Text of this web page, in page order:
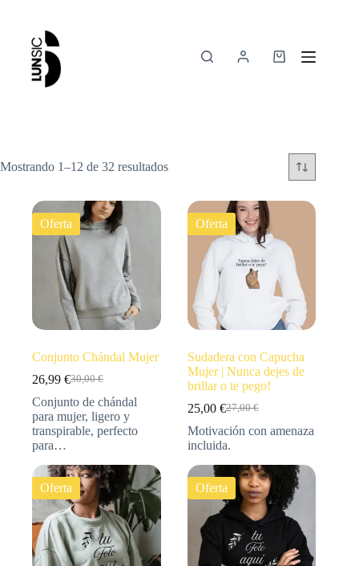
Mostrando 1–12 de 32 resultados
Oferta
Conjunto Chándal Mujer
30,00€
26,99 €
Conjunto de chándal
para mujer, ligero y
transpirable, perfecto
para…
Oferta
Sudadera con Capucha
Mujer | Nunca dejes de
brillar o te pego!
27,00€
25,00 €
Motivación con amenaza
incluida.
Oferta Oferta